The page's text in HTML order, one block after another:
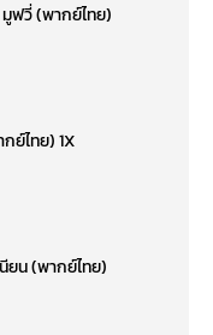
มูฟวี่ (พากย์ไทย)
ย์ไทย) 1X
ยน (พากย์ไทย)